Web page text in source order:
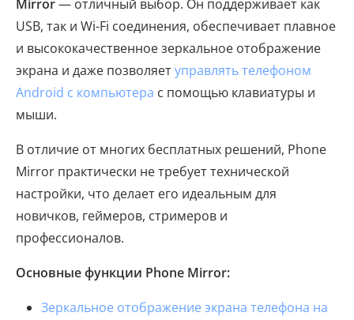
Mirror— отличный выбор. Он поддерживает как
USB, так и Wi-Fi соединения, обеспечивает плавное
и высококачественное зеркальное отображение
экрана и даже позволяетуправлять телефоном
Android с компьютера с помощью клавиатуры и
мыши.
В отличие от многих бесплатных решений, Phone
Mirror практически не требует технической
настройки, что делает его идеальным для
новичков, геймеров, стримеров и
профессионалов.
Основные функции Phone Mirror:
Зеркальное отображение экрана телефона на